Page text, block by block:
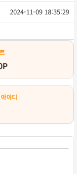
2024-11-09 18:35:29
록
이디